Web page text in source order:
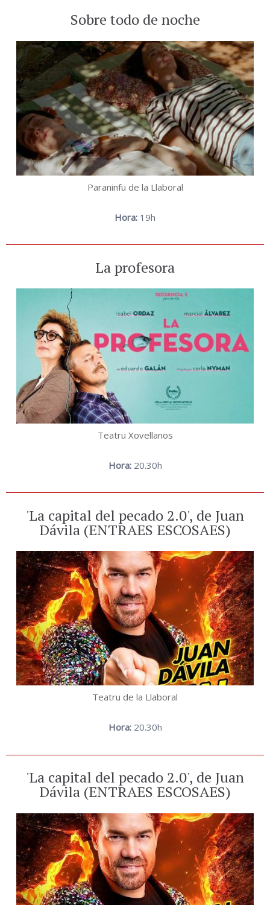
Sobre todo de noche
Paraninfu de la Llaboral
Hora: 19h
La profesora
Teatru Xovellanos
Hora:20.30h
'La capital del pecado 2.0', de Juan
Dávila (ENTRAES ESCOSAES)
Teatru de la Llaboral
Hora:20.30h
'La capital del pecado 2.0', de Juan
Dávila (ENTRAES ESCOSAES)